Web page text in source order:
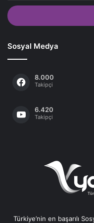
adresinizi
giriniz
Sosyal Medya
8.000
Takipçi
6.420
Takipçi
Türkiye’nin en başarılı